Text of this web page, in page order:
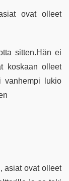
ovat olleet
sitten.Hän ei
koskaan olleet
vanhempi lukio
asiat ovat olleet